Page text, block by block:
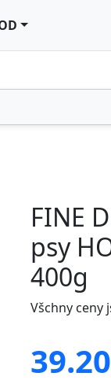
FINE
psy
400g
Všchny ceny
39.20